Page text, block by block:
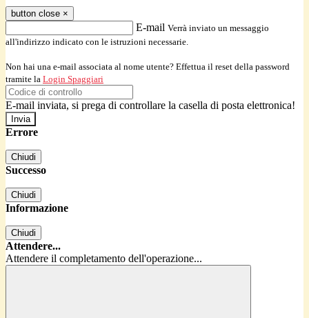
button close ×
E-mail Verrà inviato un messaggio
all'indirizzo indicato con le istruzioni necessarie.
Non hai una e-mail associata al nome utente? Effettua il reset della password
tramite la Login Spaggiari
E-mail inviata, si prega di controllare la casella di posta elettronica!
Errore
Chiudi
Successo
Chiudi
Informazione
Chiudi
Attendere...
Attendere il completamento dell'operazione...